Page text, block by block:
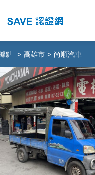
點 > 高雄市 > 尚順汽車